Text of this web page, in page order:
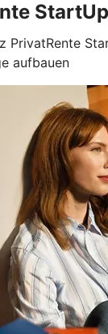
StartUp
PrivatRente
aufbauen